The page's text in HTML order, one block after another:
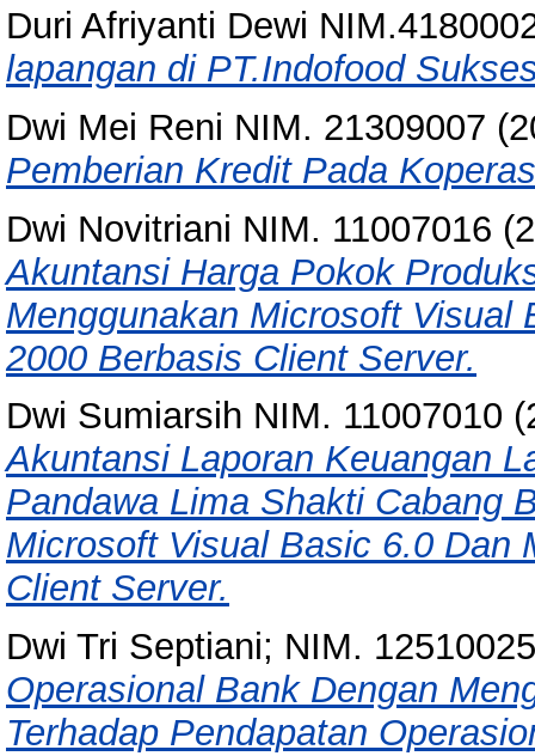
Duri Afriyanti Dewi
lapangan di PT.Indofood
Dwi Mei Reni NIM. 21309007
Pemberian Kredit Pada
Dwi Novitriani NIM. 11007016
Akuntansi Harga Pokok
Menggunakan Microsoft Visual
2000 Berbasis Client Server.
Dwi Sumiarsih NIM. 11007010
Akuntansi Laporan Keuangan
Pandawa Lima Shakti Cabang
Microsoft Visual Basic 6.0 Dan
Client Server.
Dwi Tri Septiani; NIM. 12510025
Operasional Bank Dengan
Terhadap Pendapatan